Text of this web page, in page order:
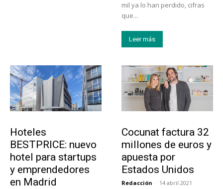
mil ya lo han perdido, cifras
que...
Leer más
Hoteles
BESTPRICE: nuevo
hotel para startups
y emprendedores
en Madrid
Cocunat factura 32
millones de euros y
apuesta por
Estados Unidos
Redacción - 14 abril 2021